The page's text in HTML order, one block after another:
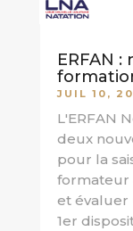
ERFAN
JUIL 10,
L'ERFAN
deux
pour la
formateur
et évaluer
1er